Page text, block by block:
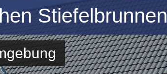
Stiefelbrunnen